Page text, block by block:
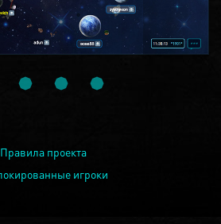
Правила проекта
игроки